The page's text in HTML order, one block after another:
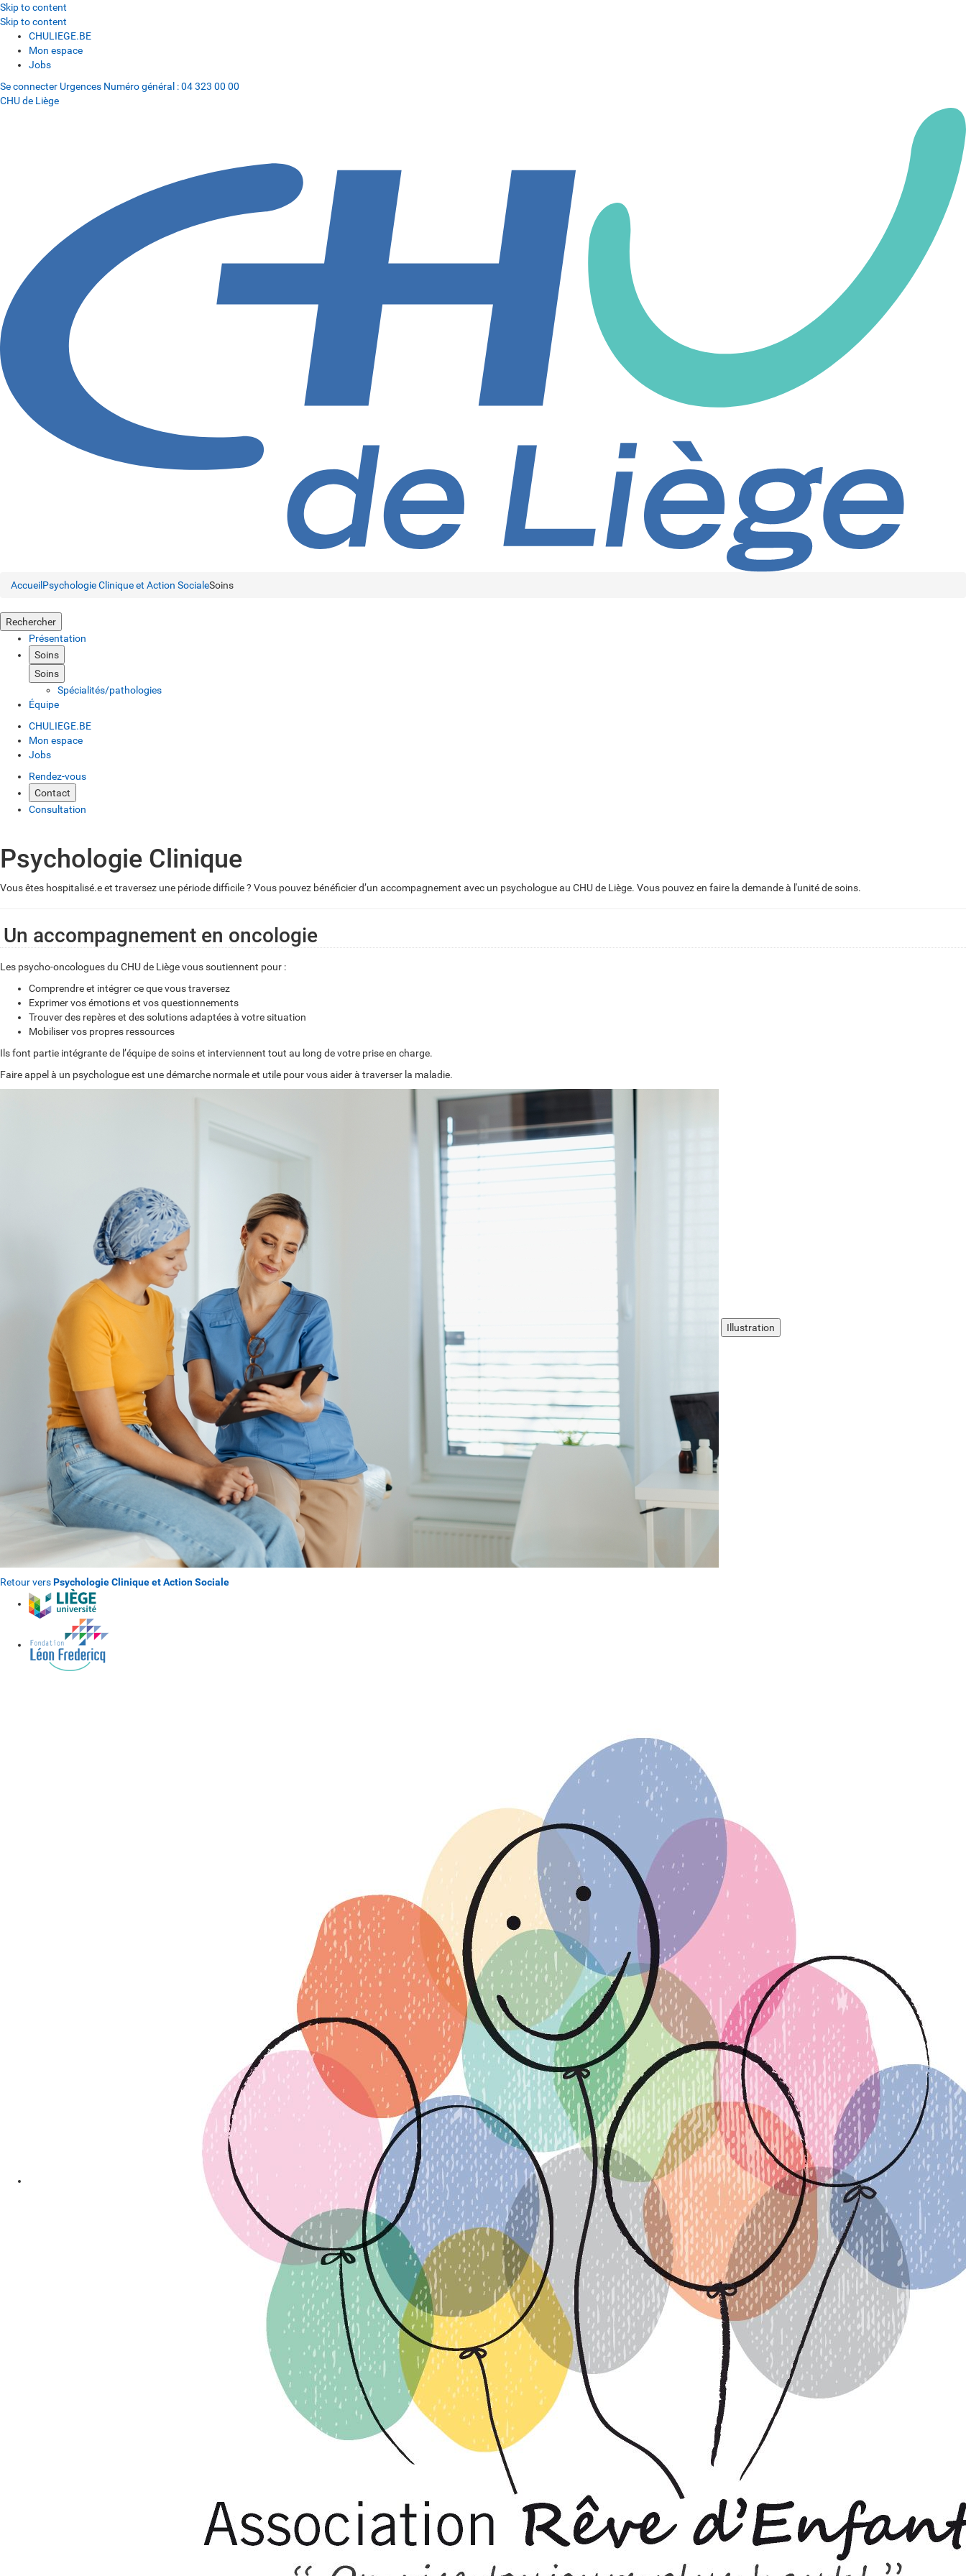
Skip to content
Skip to content
CHULIEGE.BE
Mon espace
Jobs
Se connecter Urgences Numéro général :04 323 00 00
CHU de Liège
Accueil Psychologie Clinique et Action SocialeSoins
Rechercher
Présentation
Soins
Soins
Spécialités/pathologies
Équipe
CHULIEGE.BE
Mon espace
Jobs
Rendez-vous
Contact
Consultation
Psychologie Clinique
Vous êtes hospitalisé.e et traversez une période difficile ? Vous pouvez bénéficier d’un accompagnement avec un psychologue au CHU de Liège. Vous pouvez en faire la demande à l'unité de soins.
Un accompagnement en oncologie
Les psycho-oncologues du CHU de Liègevous soutiennent pour :
Comprendre et intégrer ce que vous traversez
Exprimer vos émotions et vos questionnements
Trouver des repères et des solutions adaptées à votre situation
Mobiliser vos propres ressources
Ils font partie intégrante de l’équipe de soins et interviennent tout au long de votre prise en charge.
Faire appel à un psychologue est une démarche normale et utile pour vous aider à traverser la maladie.
Illustration
Retour versPsychologie Clinique et Action Sociale